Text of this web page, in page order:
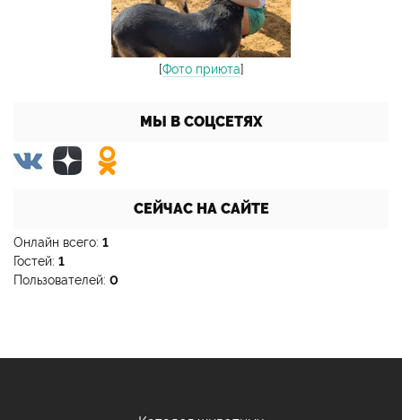
[Фото приюта]
МЫ В СОЦСЕТЯХ
СЕЙЧАС НА САЙТЕ
Онлайн всего: 1
Гостей: 1
Пользователей: 0